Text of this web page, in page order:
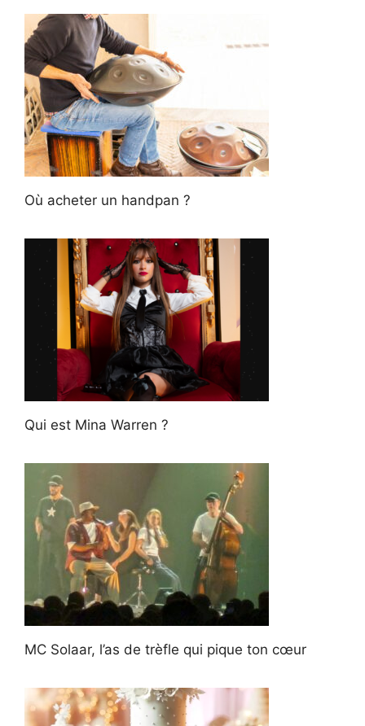
Où acheter un handpan ?
Qui est Mina Warren ?
MC Solaar, l’as de trèfle qui pique ton cœur